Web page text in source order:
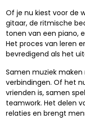
Of je nu kiest voor de
gitaar, de ritmische
tonen van een piano,
Het proces van leren
bevredigend als het
Samen muziek
verbindingen. Of het
vrienden is, samen
teamwork. Het delen
relaties en brengt